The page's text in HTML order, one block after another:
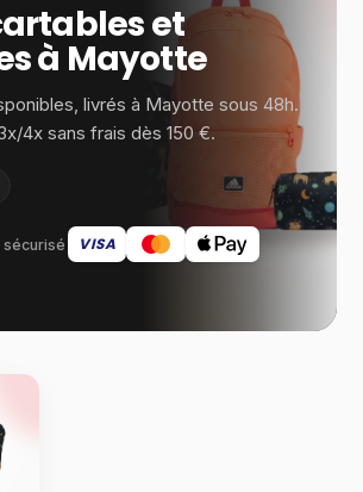
et
à Mayotte
livrés à Mayotte sous 48h.
4x sans frais dès 150 €.
sécurisé VISA